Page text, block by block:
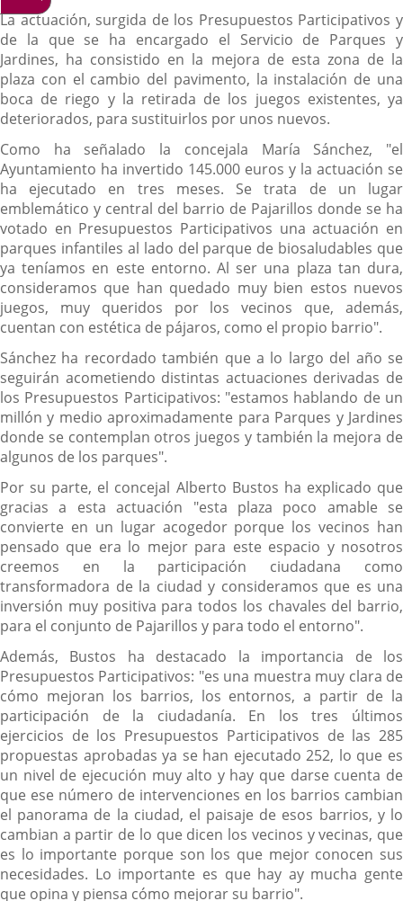
La actuación, surgida de los Presupuestos Participativos y
de la que se ha encargado el Servicio de Parques y
Jardines, ha consistido en la mejora de esta zona de la
plaza con el cambio del pavimento, la instalación de una
boca de riego y la retirada de los juegos existentes, ya
deteriorados, para sustituirlos por unos nuevos.
Como ha señalado la concejala María Sánchez, "el
Ayuntamiento ha invertido 145.000 euros y la actuación se
ha ejecutado en tres meses. Se trata de un lugar
emblemático y central del barrio de Pajarillos donde se ha
votado en Presupuestos Participativos una actuación en
parques infantiles al lado del parque de biosaludables que
ya teníamos en este entorno. Al ser una plaza tan dura,
consideramos que han quedado muy bien estos nuevos
juegos, muy queridos por los vecinos que, además,
cuentan con estética de pájaros, como el propio barrio".
Sánchez ha recordado también que a lo largo del año se
seguirán acometiendo distintas actuaciones derivadas de
los Presupuestos Participativos: "estamos hablando de un
millón y medio aproximadamente para Parques y Jardines
donde se contemplan otros juegos y también la mejora de
algunos de los parques".
Por su parte, el concejal Alberto Bustos ha explicado que
gracias a esta actuación "esta plaza poco amable se
convierte en un lugar acogedor porque los vecinos han
pensado que era lo mejor para este espacio y nosotros
creemos en la participación ciudadana como
transformadora de la ciudad y consideramos que es una
inversión muy positiva para todos los chavales del barrio,
para el conjunto de Pajarillos y para todo el entorno".
Además, Bustos ha destacado la importancia de los
Presupuestos Participativos: "es una muestra muy clara de
cómo mejoran los barrios, los entornos, a partir de la
participación de la ciudadanía. En los tres últimos
ejercicios de los Presupuestos Participativos de las 285
propuestas aprobadas ya se han ejecutado 252, lo que es
un nivel de ejecución muy alto y hay que darse cuenta de
que ese número de intervenciones en los barrios cambian
el panorama de la ciudad, el paisaje de esos barrios, y lo
cambian a partir de lo que dicen los vecinos y vecinas, que
es lo importante porque son los que mejor conocen sus
necesidades. Lo importante es que hay ay mucha gente
que opina y piensa cómo mejorar su barrio".